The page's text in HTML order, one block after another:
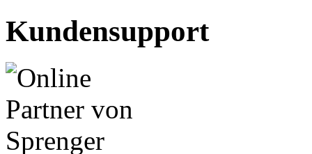
Kundensupport